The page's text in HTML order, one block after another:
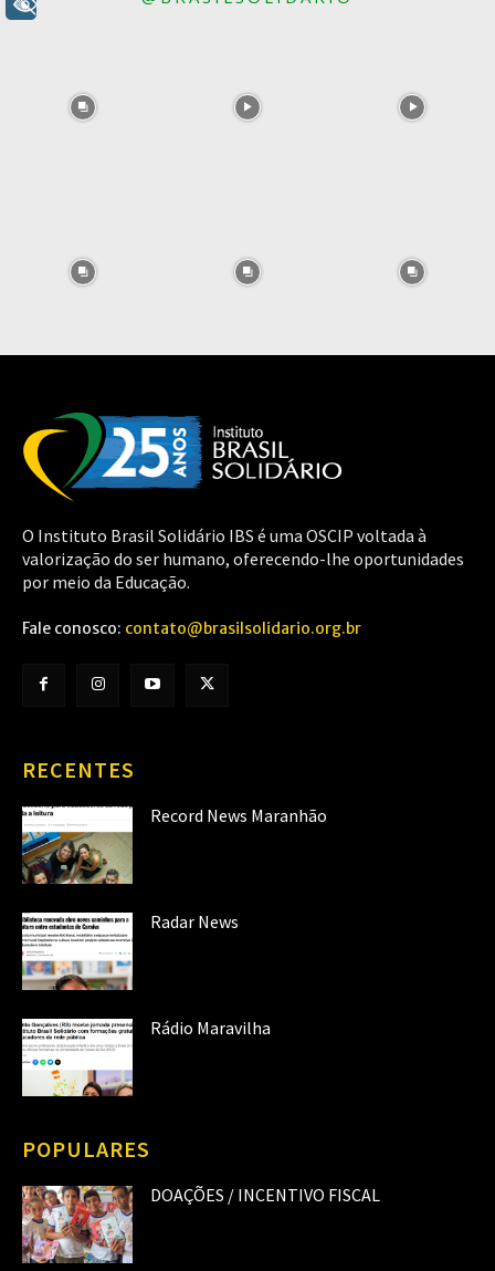
O Instituto Brasil Solidário IBS é uma OSCIP voltada à
valorização do ser humano, oferecendo-lhe oportunidades
por meio da Educação.
Fale conosco: contato@brasilsolidario.org.br
RECENTES
Record News Maranhão
Radar News
Rádio Maravilha
POPULARES
DOAÇÕES / INCENTIVO FISCAL